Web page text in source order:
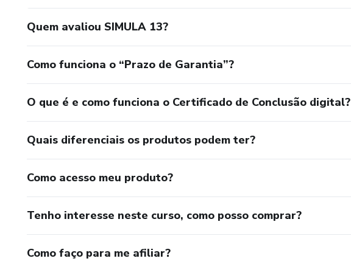
Quem avaliou SIMULA 13?
Como funciona o “Prazo de Garantia”?
O que é e como funciona o Certificado de Conclusão digital?
Quais diferenciais os produtos podem ter?
Como acesso meu produto?
Tenho interesse neste curso, como posso comprar?
Como faço para me afiliar?